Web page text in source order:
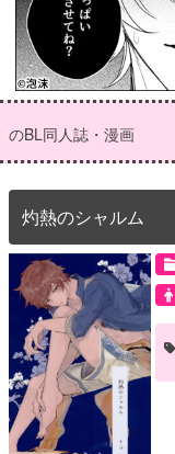
のBL同人誌・漫画
灼熱のシャルム